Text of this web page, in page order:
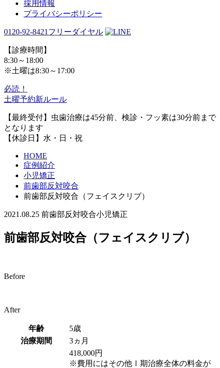
採用情報
プライバシーポリシー
0120-92-8421 フリーダイヤル
【診療時間】
8:30～18:00
※土曜は8:30～17:00
必読！
土曜予約新ルール
【最終受付】虫歯治療は45分前、検診・フッ素は30分前まで
となります
【休診日】水・日・祝
HOME
症例紹介
小児矯正
前歯部反対咬合
前歯部反対咬合（フェイスクリブ）
2021.08.25 前歯部反対咬合小児矯正
前歯部反対咬合（フェイスクリブ）
Before
After
年齢
5歳
治療期間
3ヵ月
418,000円
※費用にはその他Ⅰ期治療全体の料金が